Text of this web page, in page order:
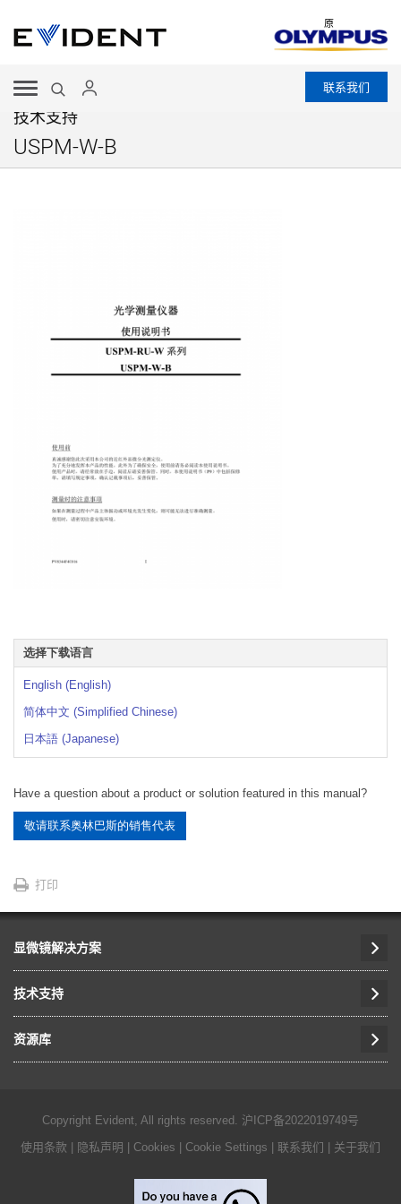
原
联系我们
技术支持
USPM-W-B
选择下载语言
English (English)
简体中文 (Simplified Chinese)
日本語 (Japanese)
Have a question about a product or solution featured in this manual?
敬请联系奥林巴斯的销售代表
打印
显微镜解决方案
技术支持
资源库
Copyright Evident, All rights reserved. 沪ICP备2022019749号
使用条款
隐私声明 Cookies Cookie Settings 联系我们 关于我们